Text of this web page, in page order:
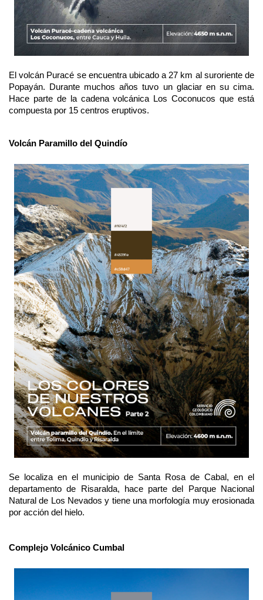
El volcán Puracé se encuentra ubicado a 27 km al suroriente de
Popayán. Durante muchos años tuvo un glaciar en su cima.
Hace parte de la cadena volcánica Los Coconucos que está
compuesta por 15 centros eruptivos.
Volcán Paramillo del Quindío
Se localiza en el municipio de Santa Rosa de Cabal, en el
departamento de Risaralda, hace parte del Parque Nacional
Natural de Los Nevados y tiene una morfología muy erosionada
por acción del hielo.
Complejo Volcánico Cumbal